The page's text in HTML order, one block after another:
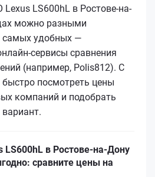
LS600hL в Ростове-на-
можно разными
самых удобных —
сервисы сравнения
(например, Polis812). С
посмотреть цены
компаний и подобрать
LS600hL в Ростове-на-Дону
сравните цены на